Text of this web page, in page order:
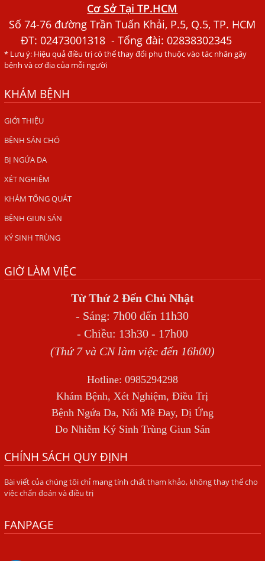
Người Đàn Ông Phát Ban Mẩn Đỏ Khắp Người, Sau Ba
Tháng Mới Tìm Ra Nguyên Nhân
Đau Mắt Đỏ, Nguyên Nhân Và Cách Điều Trị
HÀ NỘI – PHÁT BAN MẨN ĐỎ KHẮP NGƯỜI, ĐI KHÁM
Ăn hải sản sống, coi chừng nhiễm giun sán
TỔNG QUAN VỀ KÉM HẤP THU THỨC ĂN
HÀ NỘI – NHIỄM BA LOẠI KÝ SINH TRÙNG DO THÓI QUEN
ĂN MỘT MÓN ĂN SÁNG
ẤU TRÙNG SÁN CHÓ DI CHUYỂN QUA DA GÂY NGỨA
VIÊM DA ĐỒNG TIỀN
Tại sao khám bệnh viện da liễu nhiều năm không hết
SÁN TRONG NÃO GÂY RA CÁC TRIỆU CHỨNG NHƯ TÂM
Địa Chỉ Điều Trị Bệnh Sán Dây Uy Tín Tại Hà Nội
TỔNG QUAN VỀ NHIỄM GIUN LƯƠN
Đầu Hàng Vì Trị Nhiều Lần Không Khỏi
NHIỄM TRÙNG NÃO DO AMIP, VIÊM MÀNG NÃO DO AMIP
NGUYÊN PHÁT
Trị Bệnh Hôi Miệng Do Nhiễm Ký Sinh Trùng Giun Sán
Có Nên Quá Lo Lắng Khi Bị Ngứa Kéo Dài Do Nhiễm Giun
Đũa Chó Mèo?
Viêm Da Dị Ứng Kéo Dài Tôi Chỉ Mong Tìm Được Nguyên
Cơ Sở Tại TP.HCM
Số 74-76 đường Trần Tuấn Khải, P.5, Q.5, TP. HCM
ĐT:02473001318 - Tổng đài: 02838302345
* Lưu ý: Hiệu quả điều trị có thể thay đổi phụ thuộc vào tác nhân gây
bệnh và cơ địa của mỗi người
KHÁM BỆNH
GIỚI THIỆU
BỆNH SÁN CHÓ
BỊ NGỨA DA
XÉT NGHIỆM
KHÁM TỔNG QUÁT
BỆNH GIUN SÁN
KÝ SINH TRÙNG
GIỜ LÀM VIỆC
Từ Thứ 2 Đến Chủ Nhật
- Sáng: 7h00 đến 11h30
- Chiều: 13h30 - 17h00
(Thứ 7 và CN làm việc đến 16h00)
Hotline: 0985294298
Khám Bệnh, Xét Nghiệm, Điều Trị
Bệnh Ngứa Da, Nổi Mề Đay, Dị Ứng
Do Nhiễm Ký Sinh Trùng Giun Sán
CHÍNH SÁCH QUY ĐỊNH
Bài viết của chúng tôi chỉ mang tính chất tham khảo, không thay thế cho
việc chẩn đoán và điều trị
FANPAGE